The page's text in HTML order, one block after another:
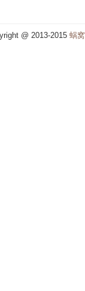
@ 2013-2015 蜗